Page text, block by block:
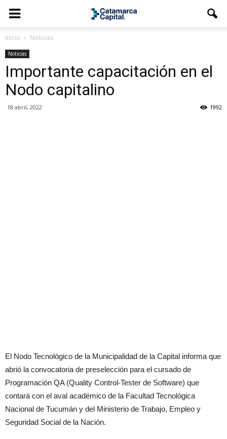
Inicio Noticias
Noticias
Importante capacitación en el
Nodo capitalino
18 abril, 2022 1992
El Nodo Tecnológico de la Municipalidad de la Capital informa que
abrió la convocatoria de preselección para el cursado de
Programación QA (Quality Control-Tester de Software) que
contará con el aval académico de la Facultad Tecnológica
Nacional de Tucumán y del Ministerio de Trabajo, Empleo y
Seguridad Social de la Nación.